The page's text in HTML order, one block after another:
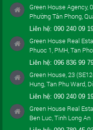
Green House Agency,
Phường Tân Phong,
Liên hệ: 090 240 09
Green House Real
Phuoc 1, PMH, Tan
Liên hệ: 096 836 99
Green House, 23
Hung, Tan Phu Ward,
Liên hệ: 090 240 09
Green House Real
Ben Luc, Tinh Long An